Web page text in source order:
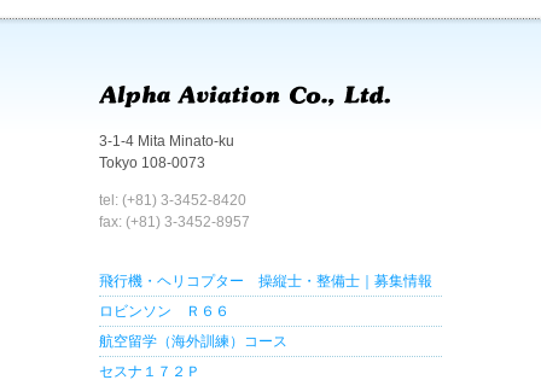
3-1-4 Mita Minato-ku
Tokyo 108-0073
tel: (+81) 3-3452-8420
fax: (+81) 3-3452-8957
飛行機・ヘリコプター 操縦士・整備士｜募集情報
ロビンソン Ｒ６６
航空留学（海外訓練）コース
セスナ１７２Ｐ